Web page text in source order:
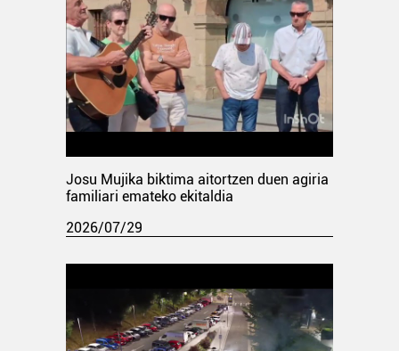
Josu Mujika biktima aitortzen duen agiria
familiari emateko ekitaldia
2026/07/29